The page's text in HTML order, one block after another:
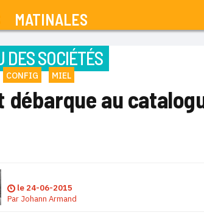
MATINALES
DES SOCIÉTÉS
CONFIG MIEL
débarque au
le 24-06-2015
Par Johann Armand